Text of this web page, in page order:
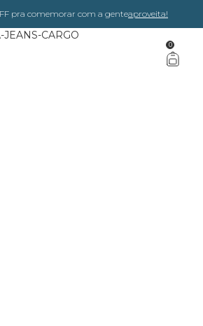
pra comemorar com a genteaproveita!
0